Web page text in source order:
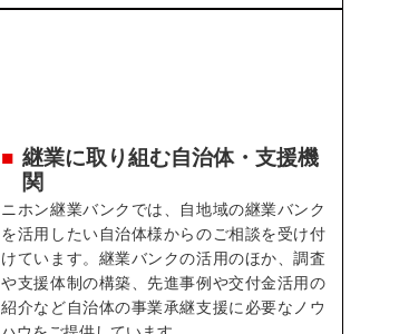
継業に取り組む自治体・支援機
関
ニホン継業バンクでは、自地域の継業バンク
を活用したい自治体様からのご相談を受け付
けています。継業バンクの活用のほか、調査
や支援体制の構築、先進事例や交付金活用の
紹介など自治体の事業承継支援に必要なノウ